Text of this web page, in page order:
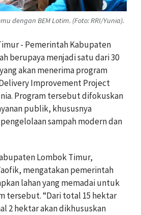
dengan BEM Lotim. (Foto: RRI/Yunia).
- Pemerintah Kabupaten
berupaya menjadi satu dari 30
akan menerima program
Improvement Project
Program tersebut difokuskan
publik, khususnya
sampah modern dan
Lombok Timur,
mengatakan pemerintah
lahan yang memadai untuk
tersebut. “Dari total 15 hektar
2 hektar akan dikhususkan